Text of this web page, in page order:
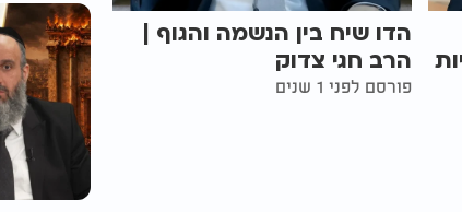
הדו שיח בין הנשמה והגוף |
הרב חגי צדוק
פורסם לפני 1 שנים